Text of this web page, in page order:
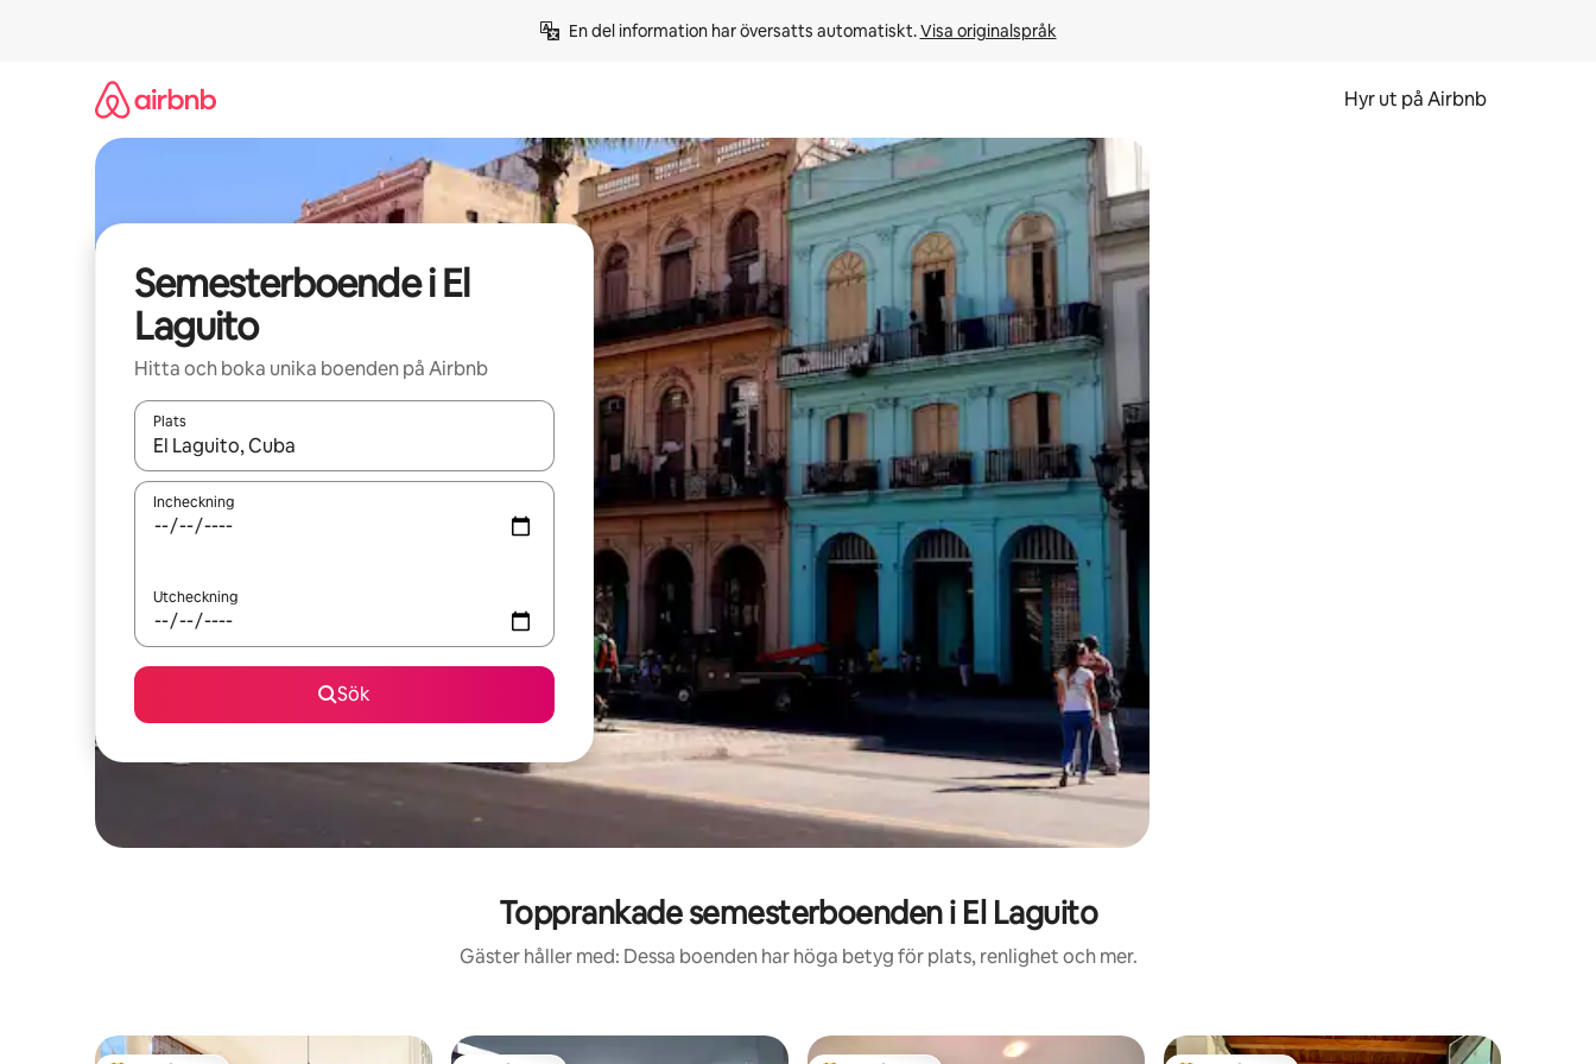
En del information har översatts automatiskt. Visa originalspråk
Hyr ut på Airbnb
Semesterboende i El
Laguito
Hitta och boka unika boenden på Airbnb
Plats
När resultaten är tillgängliga kan du navigera med upp- och nedåtpilarna eller utforska genom att trycka eller svepa.
Incheckning
Utcheckning
Sök
Topprankade semesterboenden i El Laguito
Gäster håller med: Dessa boenden har höga betyg för plats, renlighet och mer.